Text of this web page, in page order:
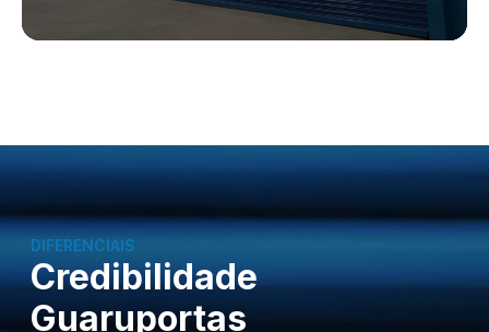
DIFERENCIAIS
Credibilidade
Guaruportas